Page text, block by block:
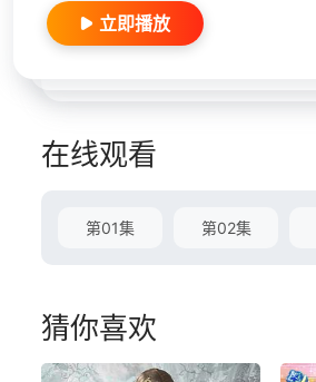
立即播放
在线观看
第01集 第02集
猜你喜欢